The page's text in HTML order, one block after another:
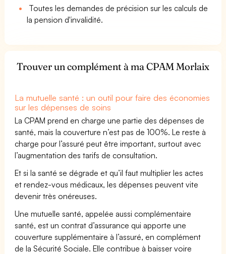
Toutes les demandes de précision sur les calculs de
la pension d'invalidité.
Trouver un complément à ma CPAM Morlaix
La mutuelle santé : un outil pour faire des économies
sur les dépenses de soins
La CPAM prend en charge une partie des dépenses de
santé, mais la couverture n’est pas de 100%. Le reste à
charge pour l’assuré peut être important, surtout avec
l’augmentation des tarifs de consultation.
Et si la santé se dégrade et qu’il faut multiplier les actes
et rendez-vous médicaux, les dépenses peuvent vite
devenir très onéreuses.
Une mutuelle santé, appelée aussi complémentaire
santé, est un contrat d’assurance qui apporte une
couverture supplémentaire à l’assuré, en complément
de la Sécurité Sociale. Elle contribue à baisser voire